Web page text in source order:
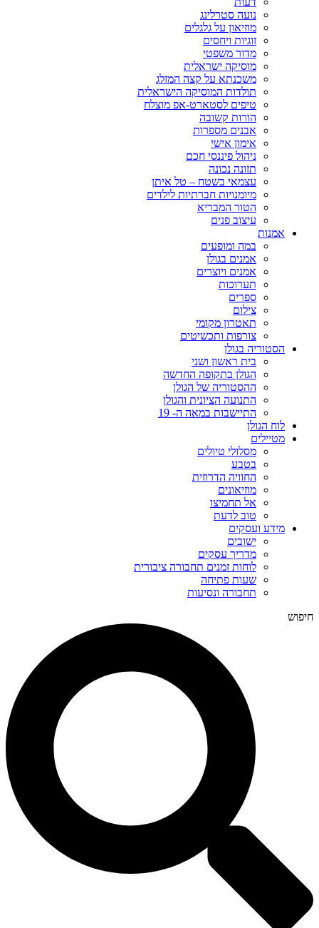
נועה סטרלינג
מוזיאון על גלגלים
זוגיות ויחסים
מדור משפטי
מוסיקה ישראלית
משכנתא על קצה המזלג
תולדות המוסיקה הישראלית
טיפים לסטארט-אפ מוצלח
הורות קשובה
אבנים מספרות
אימון אישי
ניהול פיננסי חכם
תזונה נכונה
עצמאי בשטח – טל איתן
מיומנויות חברתיות לילדים
הטור המבריא
עיצוב פנים
אמנות
במה ומופעים
אמנים בגולן
אמנים ויוצרים
תערוכות
ספרים
צילום
תאטרון מקומי
צורפות ותכשיטים
הסטוריה בגולן
בית ראשון ושני
הגולן בתקופה החדשה
ההסטוריה של הגולן
התנועה הציונית והגולן
התיישבות במאה ה- 19
לוח הגולן
מטיילים
מסלולי טיולים
בטבע
החוויה הדרוזית
מוזיאונים
אל תחמיצו
טוב לדעת
מידע ועסקים
ישובים
מדריך עסקים
לוחות זמנים תחבורה ציבורית
שעות פתיחה
תחבורה ונסיעות
חיפוש